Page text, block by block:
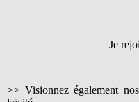
Je
>> Visionnez également nos